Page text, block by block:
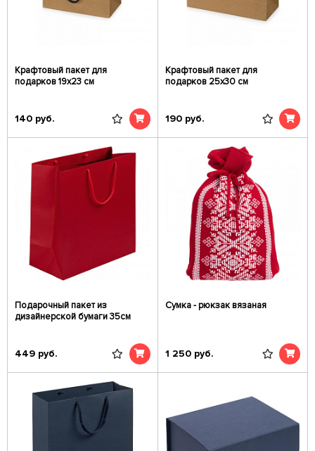
Крафтовый пакет для
подарков 19х23 см
140 руб.
Крафтовый пакет для
подарков 25х30 см
190 руб.
Подарочный пакет из
дизайнерской бумаги 35см
449 руб.
Сумка - рюкзак вязаная
1 250 руб.